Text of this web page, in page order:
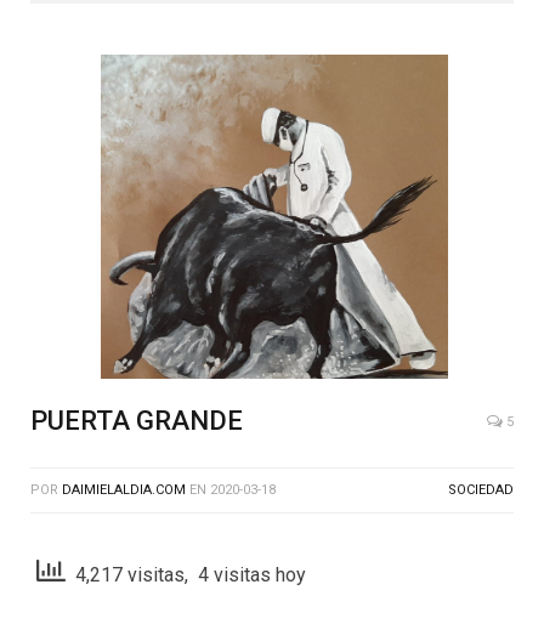
PUERTA GRANDE 5
POR DAIMIELALDIA.COM EN 2020-03-18 SOCIEDAD
4,217 visitas, 4 visitas hoy